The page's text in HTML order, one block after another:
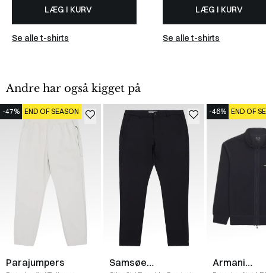
LÆG I KURV
Se alle t-shirts
LÆG I KURV
Se alle t-shirts
Andre har også kigget på
-47% END OF SEASON
Parajumpers
Samsøe
-46% END OF
Armani